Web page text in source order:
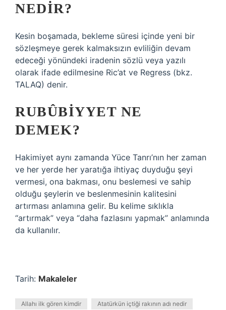
NEDIR?
Kesin boşamada, bekleme süresi içinde yeni bir
sözleşmeye gerek kalmaksızın evliliğin devam
edeceği yönündeki iradenin sözlü veya yazılı
olarak ifade edilmesine Ric’at ve Regress (bkz.
TALAQ) denir.
RUBÛBIYYET NE
DEMEK?
Hakimiyet aynı zamanda Yüce Tanrı’nın her zaman
ve her yerde her yaratığa ihtiyaç duyduğu şeyi
vermesi, ona bakması, onu beslemesi ve sahip
olduğu şeylerin ve beslenmesinin kalitesini
artırması anlamına gelir. Bu kelime sıklıkla
“artırmak” veya “daha fazlasını yapmak” anlamında
da kullanılır.
Tarih: Makaleler
Allahı ilk gören kimdir Atatürkün içtiği rakının adı nedir